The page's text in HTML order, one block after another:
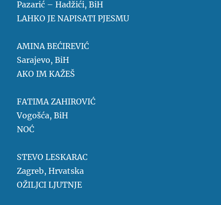
Pazarić – Hadžići, BiH
LAHKO JE NAPISATI PJESMU
AMINA BEĆIREVIĆ
Sarajevo, BiH
AKO IM KAŽEŠ
FATIMA ZAHIROVIĆ
Vogošća, BiH
NOĆ
STEVO LESKARAC
Zagreb, Hrvatska
OŽILJCI LJUTNJE